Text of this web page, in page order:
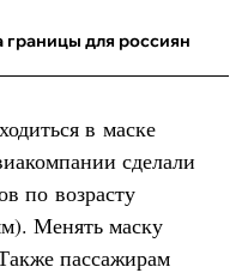
границы для россиян
в маске
сделали
по возрасту
Менять маску
пассажирам